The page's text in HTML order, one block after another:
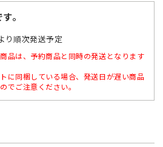
。
り順次発送予定
品は、予約商品と同時の発送となります
に同梱している場合、発送日が遅い商品
でご注意ください。